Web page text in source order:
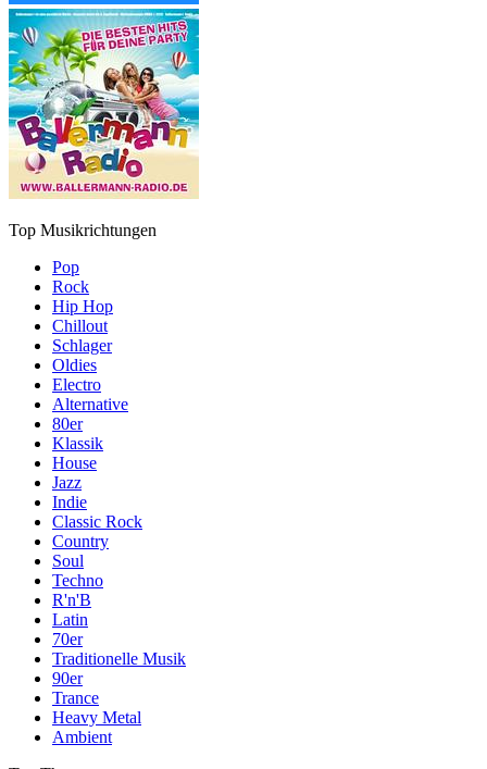
Top Musikrichtungen
Pop
Rock
Hip Hop
Chillout
Schlager
Oldies
Electro
Alternative
80er
Klassik
House
Jazz
Indie
Classic Rock
Country
Soul
Techno
R'n'B
Latin
70er
Traditionelle Musik
90er
Trance
Heavy Metal
Ambient